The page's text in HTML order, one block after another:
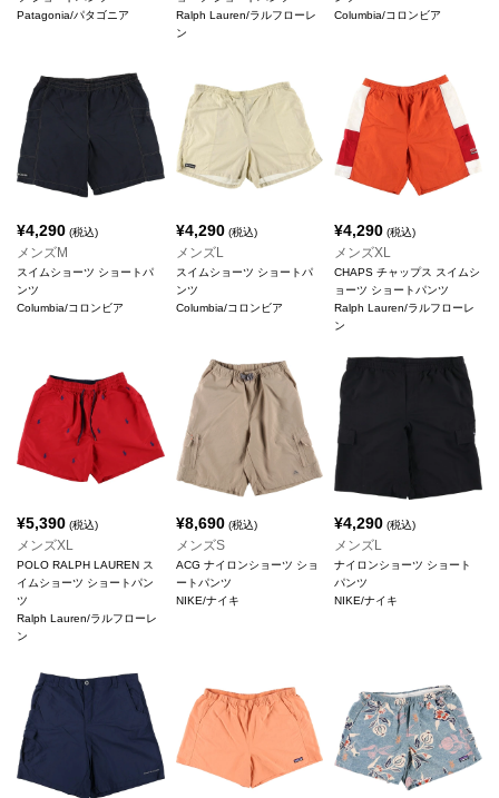
Patagonia/パタゴニア
Ralph Lauren/ラルフローレ
ン
Columbia/コロンビア
¥4,290 (税込)
メンズM
スイムショーツ ショートパ
ンツ
Columbia/コロンビア
¥4,290(税込)
メンズL
スイムショーツ ショートパ
ンツ
Columbia/コロンビア
¥4,290 (税込)
メンズXL
CHAPS チャップス スイムシ
ョーツ ショートパンツ
Ralph Lauren/ラルフローレ
ン
¥5,390 (税込)
メンズXL
POLO RALPH LAUREN ス
イムショーツ ショートパン
ツ
Ralph Lauren/ラルフローレ
ン
¥8,690(税込)
メンズS
ACG ナイロンショーツ ショ
ートパンツ
NIKE/ナイキ
¥4,290 (税込)
メンズL
ナイロンショーツ ショート
パンツ
NIKE/ナイキ